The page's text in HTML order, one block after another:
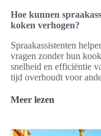
Hoe kunnen
koken verhogen?
Spraakassistenten
vragen zonder hun
snelheid en efficiëntie
tijd overhoudt voor
Meer lezen